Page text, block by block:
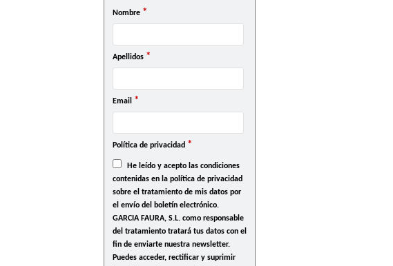
Nombre *
Apellidos *
Email *
Política de privacidad *
He leído y acepto las condiciones
contenidas en la política de privacidad
sobre el tratamiento de mis datos por
el envío del boletín electrónico.
GARCIA FAURA, S.L. como responsable
del tratamiento tratará tus datos con el
fin de enviarte nuestra newsletter.
Puedes acceder, rectificar y suprimir